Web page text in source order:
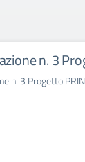
n. 3
n. 3 Progetto PRIN